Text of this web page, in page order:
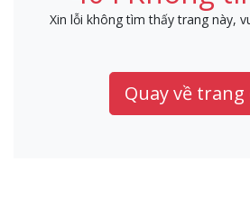
Xin lỗi không tìm thấy trang này,
Quay về trang